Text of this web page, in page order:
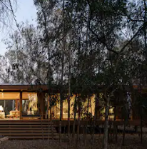
dos hóspedes